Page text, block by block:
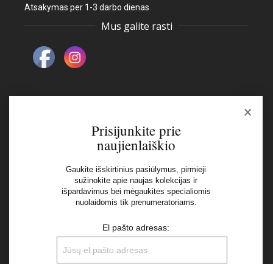
Atsakymas per 1-3 darbo dienas
Mus galite rasti
Naujienlaiškis
Aš perskaičiau ir sutinku su Privatumo Politikos
×
Prisijunkite prie
naujienlaiškio
Gaukite išskirtinius pasiūlymus, pirmieji
sužinokite apie naujas kolekcijas ir
išpardavimus bei mėgaukitės specialiomis
nuolaidomis tik prenumeratoriams.
El pašto adresas: